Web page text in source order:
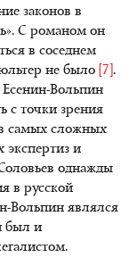
законов в
С романом он
в соседнем
не было [7] .
Есенин-Вольпин
с точки зрения
самых сложных
экспертиз и
однажды
в русской
Вольпин являлся
был и